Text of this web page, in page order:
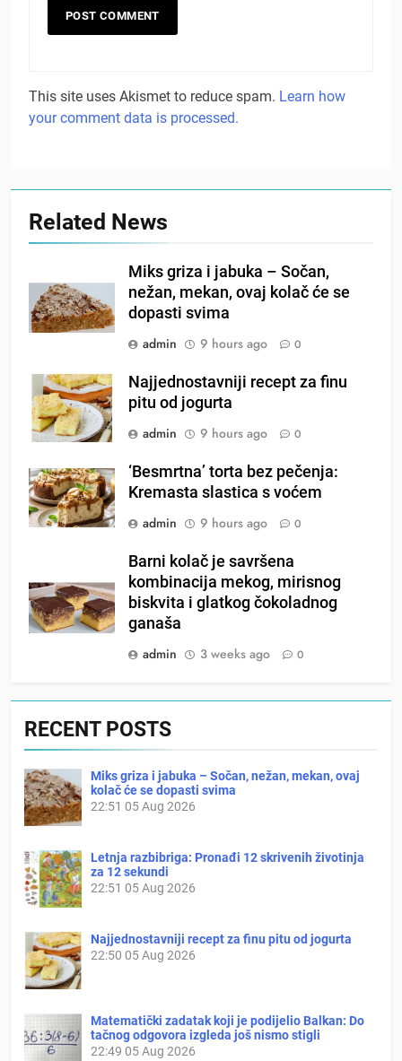
This site uses Akismet to reduce spam. Learn how
your comment data is processed.
Related News
Miks griza i jabuka – Sočan,
nežan, mekan, ovaj kolač će se
dopasti svima
admin
9 hours ago 0
Najjednostavniji recept za finu
pitu od jogurta
admin
9 hours ago 0
‘Besmrtna’ torta bez pečenja:
Kremasta slastica s voćem
admin
9 hours ago 0
Barni kolač je savršena
kombinacija mekog, mirisnog
biskvita i glatkog čokoladnog
ganaša
admin
3 weeks ago 0
RECENT POSTS
Miks griza i jabuka – Sočan, nežan, mekan, ovaj
kolač će se dopasti svima
22:51 05 Aug 2026
Letnja razbibriga: Pronađi 12 skrivenih životinja
za 12 sekundi
22:51 05 Aug 2026
Najjednostavniji recept za finu pitu od jogurta
22:50 05 Aug 2026
Matematički zadatak koji je podijelio Balkan: Do
tačnog odgovora izgleda još nismo stigli
22:49 05 Aug 2026